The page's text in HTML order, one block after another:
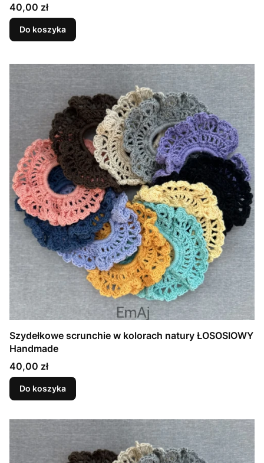
Cena
40,00 zł
Do koszyka
Szydełkowe scrunchie w kolorach natury ŁOSOSIOWY
Handmade
Cena
40,00 zł
Do koszyka